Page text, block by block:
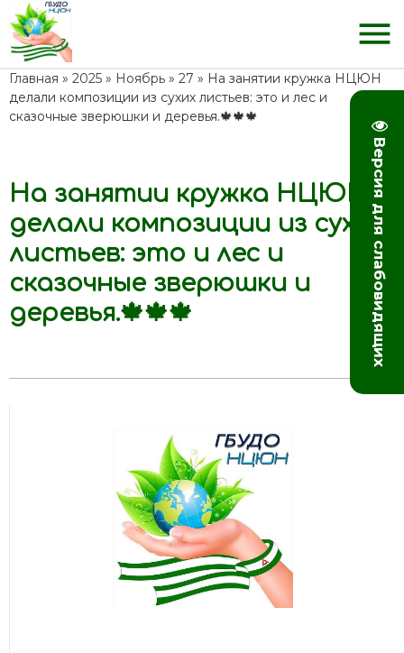
Версия для слабовидящих
menu
Главная » 2025 » Ноябрь » 27 » На занятии кружка НЦЮН
делали композиции из сухих листьев: это и лес и
сказочные зверюшки и деревья.🍁🍁🍁
12:36
На занятии кружка НЦЮН
делали композиции из сухих
листьев: это и лес и
сказочные зверюшки и
деревья.🍁🍁🍁